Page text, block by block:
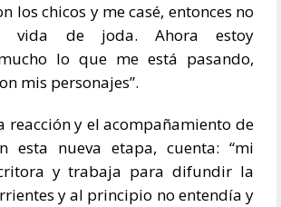
los chicos y me casé, entonces no
vida de joda. Ahora estoy
lo que me está pasando,
mis personajes”.
reacción y el acompañamiento de
esta nueva etapa, cuenta: “mi
y trabaja para difundir la
y al principio no entendía y